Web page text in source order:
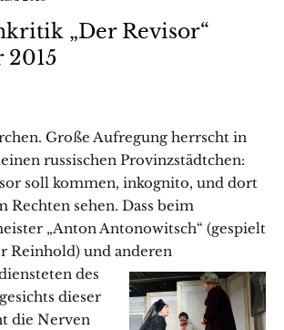
„Der Revisor“
2015
Große Aufregung herrscht in
russischen Provinzstädtchen:
soll kommen, inkognito, und dort
Rechten sehen. Dass beim
„Anton Antonowitsch“ (gespielt
Reinhold) und anderen
des
dieser
die Nerven